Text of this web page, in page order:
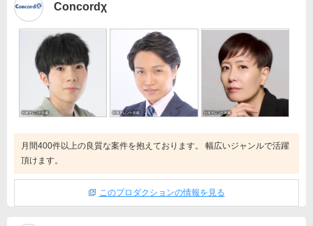
Concordχ
月間400件以上の良質な案件を抱えております。 幅広いジャンルで活躍
頂けます。
このプロダクションの情報を見る